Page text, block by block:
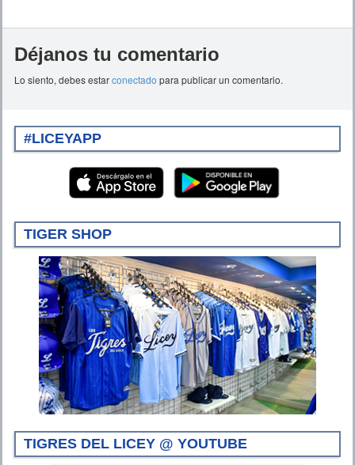
Déjanos tu comentario
Lo siento, debes estarconectado para publicar un comentario.
#LICEYAPP
TIGER SHOP
TIGRES DEL LICEY @ YOUTUBE